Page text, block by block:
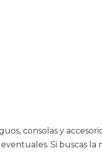
consolas y
Si buscas la